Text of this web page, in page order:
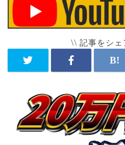
\\ 記事をシ